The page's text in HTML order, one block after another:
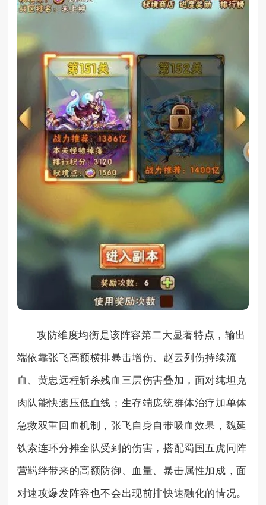
攻防维度均衡是该阵容第二大显著特点，输出
端依靠张飞高额横排暴击增伤、赵云列伤持续流
血、黄忠远程斩杀残血三层伤害叠加，面对纯坦克
肉队能快速压低血线；生存端庞统群体治疗加单体
急救双重回血机制，张飞自身自带吸血效果，魏延
铁索连环分摊全队受到的伤害，搭配蜀国五虎同阵
营羁绊带来的高额防御、血量、暴击属性加成，面
对速攻爆发阵容也不会出现前排快速融化的情况。